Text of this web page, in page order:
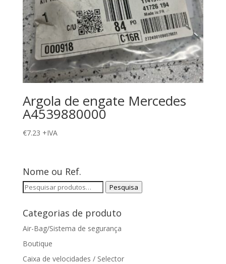
Argola de engate Mercedes
A4539880000
€7.23 +IVA
Nome ou Ref.
Pesquisar
Pesquisa
Categorias de produto
Air-Bag/Sistema de segurança
Boutique
Caixa de velocidades / Selector